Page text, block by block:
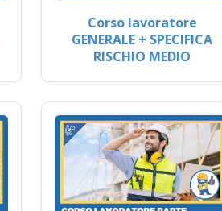
Corso lavoratore
GENERALE + SPECIFICA
RISCHIO MEDIO